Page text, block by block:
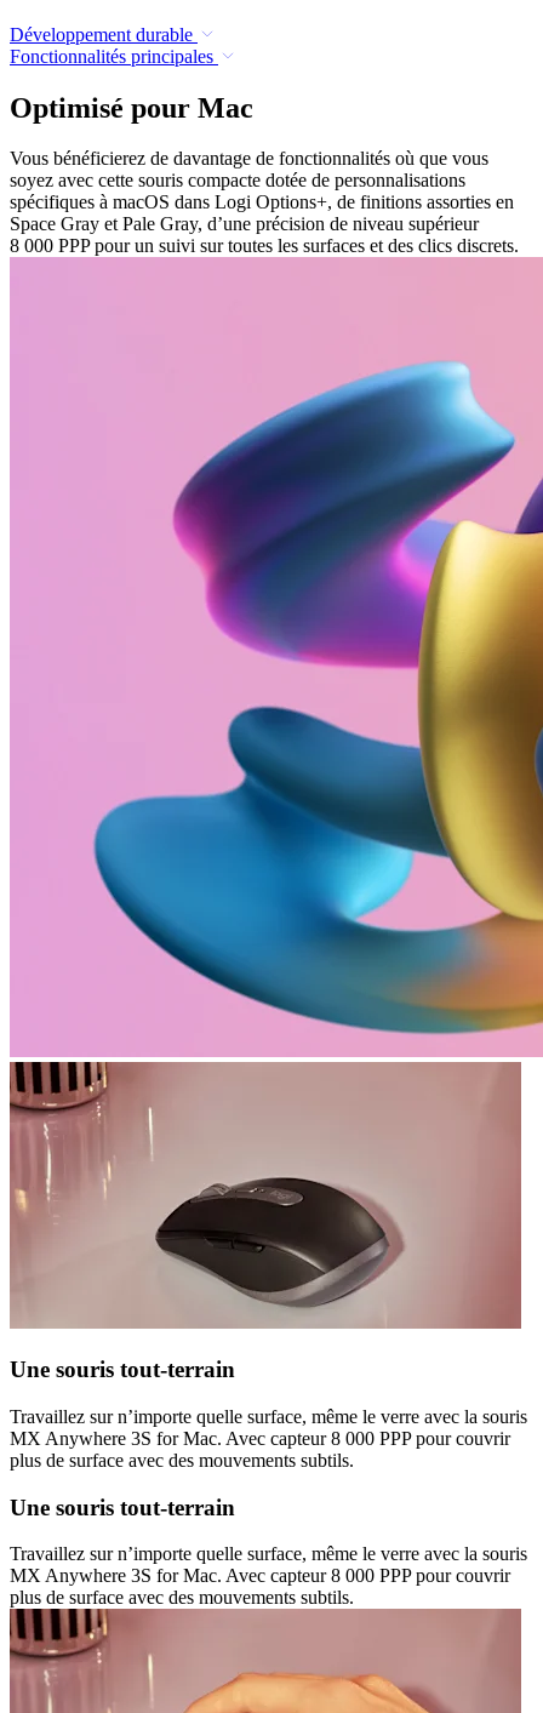
Développement durable
Fonctionnalités principales
Optimisé pour Mac
Vous bénéficierez de davantage de fonctionnalités où que vous
soyez avec cette souris compacte dotée de personnalisations
spécifiques à macOS dans Logi Options+, de finitions assorties en
Space Gray et Pale Gray, d’une précision de niveau supérieur
8 000 PPP pour un suivi sur toutes les surfaces et des clics discrets.
Une souris tout-terrain
Travaillez sur n’importe quelle surface, même le verre avec la souris
MX Anywhere 3S for Mac. Avec capteur 8 000 PPP pour couvrir
plus de surface avec des mouvements subtils.
Une souris tout-terrain
Travaillez sur n’importe quelle surface, même le verre avec la souris
MX Anywhere 3S for Mac. Avec capteur 8 000 PPP pour couvrir
plus de surface avec des mouvements subtils.